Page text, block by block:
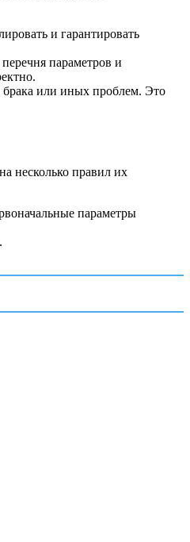
и гарантировать
параметров и
брака или иных проблем. Это
несколько правил их
параметры